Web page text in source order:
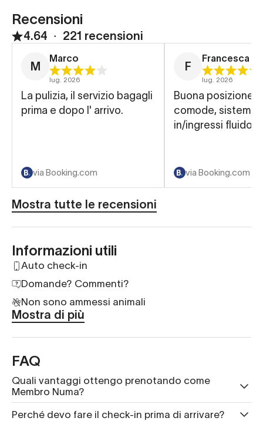
Recensioni
4.64 ∙ 221 recensioni
M
Marco
lug. 2026
La pulizia, il servizio bagagli
prima e dopo l' arrivo.
via Booking.com
F
Francesca
lug. 2026
Buona posizione,
comode, sistema
in/ingressi fluido
via Booking.com
Mostra tutte le recensioni
Informazioni utili
Auto check-in
Domande? Commenti?
Non sono ammessi animali
Mostra di più
FAQ
Quali vantaggi ottengo prenotando come
Membro Numa?
Perché devo fare il check-in prima di arrivare?